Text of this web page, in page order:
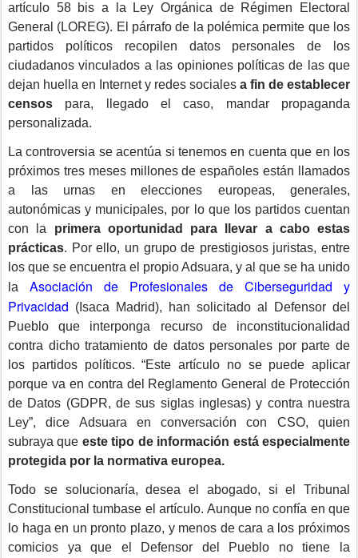
artículo 58 bis a la Ley Orgánica de Régimen Electoral
General (LOREG). El párrafo de la polémica permite que los
partidos políticos recopilen datos personales de los
ciudadanos vinculados a las opiniones políticas de las que
dejan huella en Internet y redes sociales a fin de establecer
censos para, llegado el caso, mandar propaganda
personalizada.
La controversia se acentúa si tenemos en cuenta que en los
próximos tres meses millones de españoles están llamados
a las urnas en elecciones europeas, generales,
autonómicas y municipales, por lo que los partidos cuentan
con la primera oportunidad para llevar a cabo estas
prácticas. Por ello, un grupo de prestigiosos juristas, entre
los que se encuentra el propio Adsuara, y al que se ha unido
la Asociación de Profesionales de Ciberseguridad y
Privacidad (Isaca Madrid), han solicitado al Defensor del
Pueblo que interponga recurso de inconstitucionalidad
contra dicho tratamiento de datos personales por parte de
los partidos políticos. “Este artículo no se puede aplicar
porque va en contra del Reglamento General de Protección
de Datos (GDPR, de sus siglas inglesas) y contra nuestra
Ley”, dice Adsuara en conversación con CSO, quien
subraya que este tipo de información está especialmente
protegida por la normativa europea.
Todo se solucionaría, desea el abogado, si el Tribunal
Constitucional tumbase el artículo. Aunque no confía en que
lo haga en un pronto plazo, y menos de cara a los próximos
comicios ya que el Defensor del Pueblo no tiene la